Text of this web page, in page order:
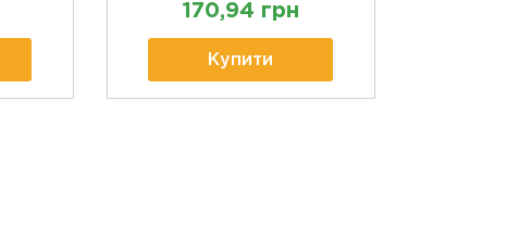
170,94 грн
Купити